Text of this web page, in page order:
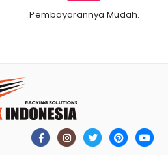
Pembayarannya Mudah.